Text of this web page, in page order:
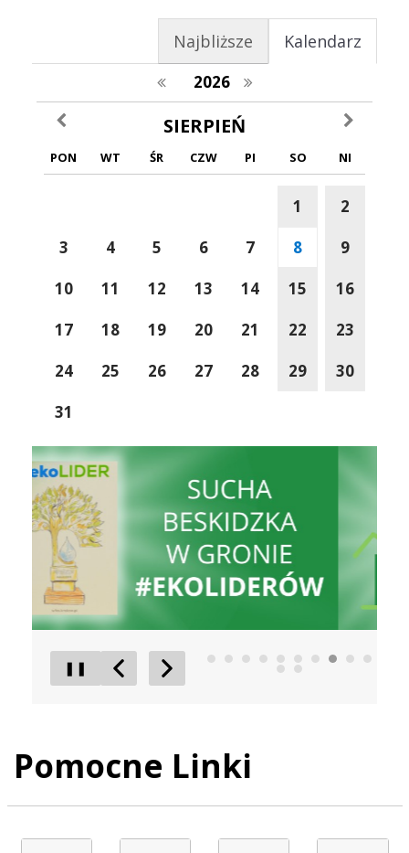
Kalendarz
Najbliższe
poprzedni rok
2026 następny rok
poprzedni miesiącSIERPIEŃ następny
PON WT ŚR CZW PI SO NI
1
2
3
4 5 6 7 8
9
10
11 12 13 14 15
16
17
18 19 20 21 22
23
24
25 26 27 28 29
30
31
❚❚
Liderzy Inwestycji
Poprzedni Element
Następny Element
Pomocne Linki